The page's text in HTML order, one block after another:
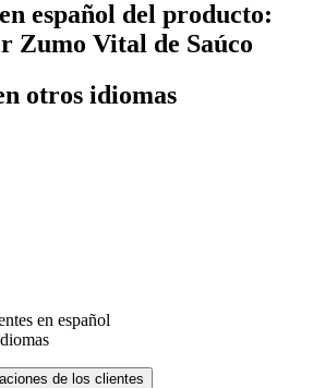
español del producto:
Zumo Vital de Saúco
otros idiomas
en español
de los clientes